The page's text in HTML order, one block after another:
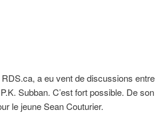
a eu vent de discussions entre
Subban. C’est fort possible. De son
le jeune Sean Couturier.